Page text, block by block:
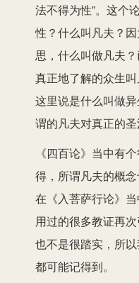
法不得为性”。这个
性？什么叫凡夫？
思，什么叫做凡夫
真正地了解的众生
这里说是什么叫做
谓的凡夫对真正的圣
《四百论》当中有
得，所谓凡夫的概
在《入菩萨行论》
用过的很多教证再
也不是很踏实，所
都可能记得到。